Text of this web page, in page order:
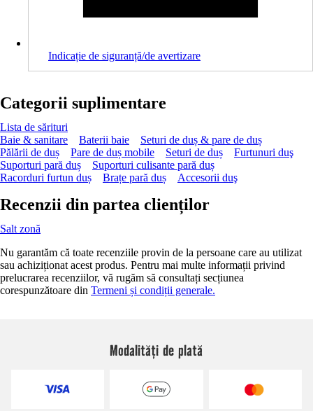
Indicație de siguranță/de avertizare
Categorii suplimentare
Lista de sărituri
Baie & sanitare
Baterii baie
Seturi de duș & pare de duș
Pălării de duș
Pare de duș mobile Seturi de duș
Furtunuri duş
Suporturi pară duș
Suporturi culisante pară duș
Racorduri furtun duș
Brațe pară duș Accesorii duş
Recenzii din partea clienților
Salt zonă
Nu garantăm că toate recenziile provin de la persoane care au utilizat
sau achiziționat acest produs. Pentru mai multe informații privind
prelucrarea recenziilor, vă rugăm să consultați secțiunea
corespunzătoare din Termeni și condiții generale.
Modalități de plată